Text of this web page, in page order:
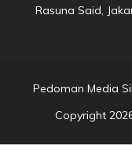
Rasuna Said,
Pedoman Media
Copyright